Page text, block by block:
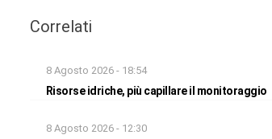
Correlati
8 Agosto 2026 - 18:54
Risorse idriche, più capillare il monitoraggio
8 Agosto 2026 - 12:30